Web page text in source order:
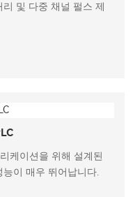
및 다중 채널 펄스 제
케이션을 위해 설계된
능이 매우 뛰어납니다.